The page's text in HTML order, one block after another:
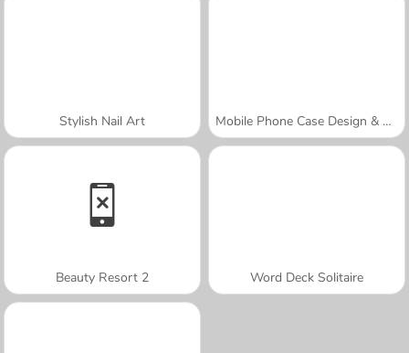
Stylish Nail Art Mobile Phone Case Design & DIY
Beauty Resort 2 Word Deck Solitaire